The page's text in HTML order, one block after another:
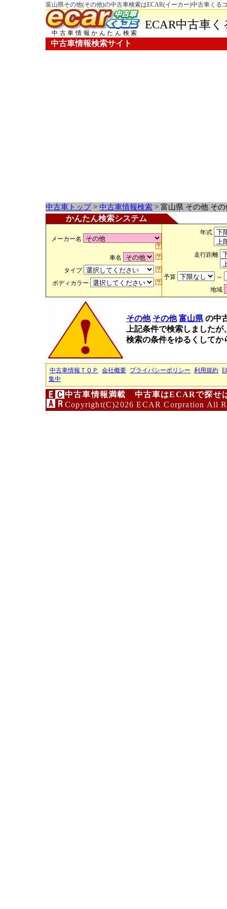
富山県その他(その他)の中古車検索はECAR(イーカー)中古車くる
中古車情報かんたん検索
ECAR中古車
中古車情報検索サイト
中古車トップ> 中古車情報検索 > 富山県 その他 そ
かんたん検索システム
メーカー名
車名
タイプ
ボディカラー
年式
走行距離
予算
～
地域
その他 その他 富山県 の中
上記条件で検索しました
検索の条件をゆるくして
中古車情報ＴＯＰ 会社概要 プライバシーポリシー 利用規約
集中
中古車情報満載 中古車はECARで探せ
Copyright(C)2026 ECAR Corpration All